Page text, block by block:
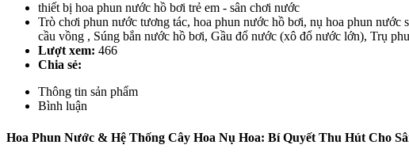
thiết bị hoa phun nước hồ bơi trẻ em - sân chơi nước
Trò chơi phun nước tương tác, hoa phun nước hồ bơi, nụ hoa phun
cầu vồng , Súng bắn nước hồ bơi, Gầu đổ nước (xô đổ nước lớn), Trụ
Lượt xem: 466
Chia sẻ:
Thông tin sản phẩm
Bình luận
Hoa Phun Nước & Hệ Thống Cây Hoa Nụ Hoa: Bí Quyết Thu Hút Cho